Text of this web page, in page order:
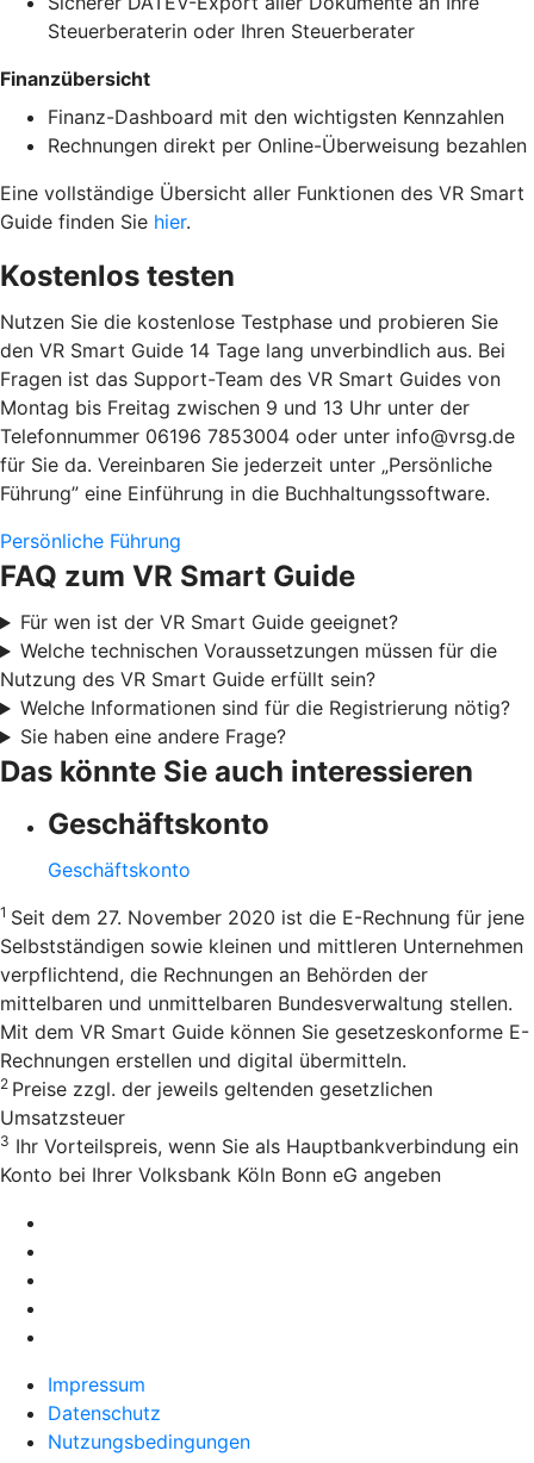
Steuerberaterin oder Ihren Steuerberater
Finanzübersicht
Finanz-Dashboard mit den wichtigsten Kennzahlen
Rechnungen direkt per Online-Überweisung bezahlen
Eine vollständige Übersicht aller Funktionen des VR Smart
Guide finden Sie hier.
Kostenlos testen
Nutzen Sie die kostenlose Testphase und probieren Sie
den VR Smart Guide 14 Tage lang unverbindlich aus. Bei
Fragen ist das Support-Team des VR Smart Guides von
Montag bis Freitag zwischen 9 und 13 Uhr unter der
Telefonnummer 06196 7853004 oder unter info@vrsg.de
für Sie da. Vereinbaren Sie jederzeit unter „Persönliche
Führung” eine Einführung in die Buchhaltungssoftware.
Persönliche Führung
FAQ zum VR Smart Guide
Für wen ist der VR Smart Guide geeignet?
Welche technischen Voraussetzungen müssen für die
Nutzung des VR Smart Guide erfüllt sein?
Welche Informationen sind für die Registrierung nötig?
Sie haben eine andere Frage?
Das könnte Sie auch interessieren
Geschäftskonto
Geschäftskonto
1 Seit dem 27. November 2020 ist die E-Rechnung für jene
Selbstständigen sowie kleinen und mittleren Unternehmen
verpflichtend, die Rechnungen an Behörden der
mittelbaren und unmittelbaren Bundesverwaltung stellen.
Mit dem VR Smart Guide können Sie gesetzeskonforme E-
Rechnungen erstellen und digital übermitteln.
2 Preise zzgl. der jeweils geltenden gesetzlichen
Umsatzsteuer
3 Ihr Vorteilspreis, wenn Sie als Hauptbankverbindung ein
Konto bei Ihrer Volksbank Köln Bonn eG angeben
Impressum
Datenschutz
Nutzungsbedingungen